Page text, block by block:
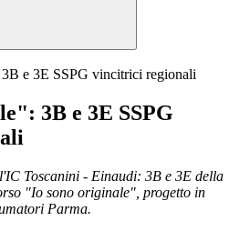
e 3E SSPG vincitrici regionali
3B e 3E SSPG
Toscanini - Einaudi: 3B e 3E della
"Io sono originale", progetto in
Parma.